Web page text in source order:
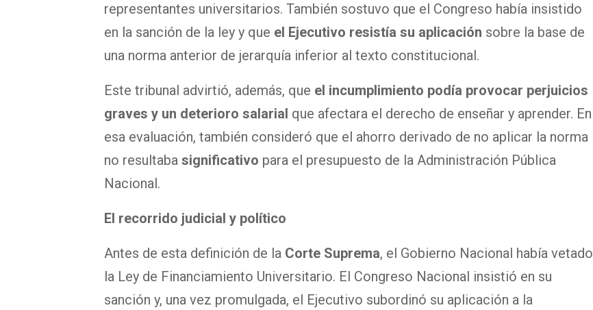
representantes universitarios. También sostuvo que el Congreso había insistido
en la sanción de la ley y que el Ejecutivo resistía su aplicación sobre la base de
una norma anterior de jerarquía inferior al texto constitucional.
Este tribunal advirtió, además, que el incumplimiento podía provocar perjuicios
graves y un deterioro salarial que afectara el derecho de enseñar y aprender. En
esa evaluación, también consideró que el ahorro derivado de no aplicar la norma
no resultaba significativo para el presupuesto de la Administración Pública
Nacional.
El recorrido judicial y político
Antes de esta definición de la Corte Suprema, el Gobierno Nacional había vetado
la Ley de Financiamiento Universitario. El Congreso Nacional insistió en su
sanción y, una vez promulgada, el Ejecutivo subordinó su aplicación a la